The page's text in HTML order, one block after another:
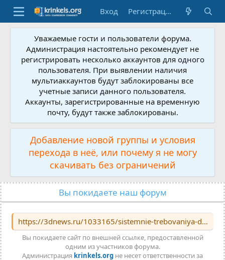
Вход Регистрация
Уважаемые гости и пользователи форума.
Администрация настоятельно рекомендует не
регистрировать несколько аккаунтов для одного
пользователя. При выявлении наличия
мультиаккаунтов будут заблокированы все
учетные записи данного пользователя.
Аккаунты, зарегистрированные на временную
почту, будут также заблокированы.
Добавление новой группы и условия
перехода в неё, или почему я не могу
скачивать без ограничений
Вы покидаете наш форум
https://3dnews.ru/1033165/sistemnie-trebovaniya-diablo-ii-resurrected-okazalis-daleki-ot-originalnoy-igri
Вы покидаете сайт по внешней ссылке, предоставленной
одним из участников форума.
Администрация krinkels.org не несет ответственности за